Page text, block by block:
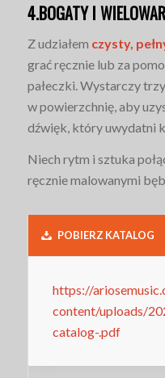
4.BOGATY I
Z udziałem czysty,
grać ręcznie lub za
pałeczki. Wystarczy
w powierzchnię, aby
dźwięk, który uwydatni
Niech rytm i sztuka
ręcznie malowanymi
POBIERZ KATALOG
https://
content/uploads/
catalog-.pdf